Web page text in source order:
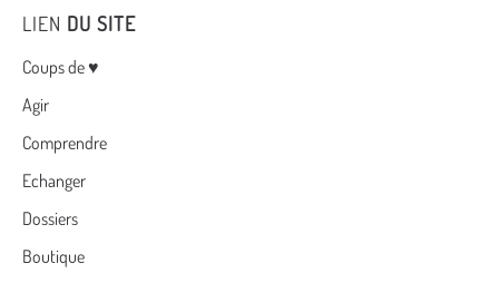
LIEN DU SITE
Menu
Coups de ♥
Agir
Comprendre
Echanger
Dossiers
Boutique